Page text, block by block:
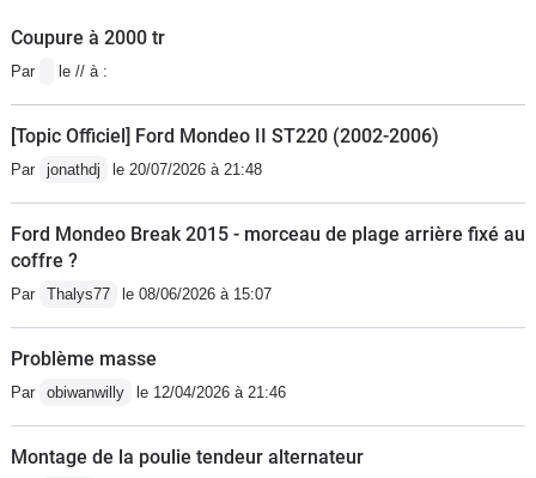
Coupure à 2000 tr
Par le // à :
[Topic Officiel] Ford Mondeo II ST220 (2002-2006)
Par jonathdj le 20/07/2026 à 21:48
Ford Mondeo Break 2015 - morceau de plage arrière fixé au
coffre ?
Par Thalys77 le 08/06/2026 à 15:07
Problème masse
Par obiwanwilly le 12/04/2026 à 21:46
Montage de la poulie tendeur alternateur